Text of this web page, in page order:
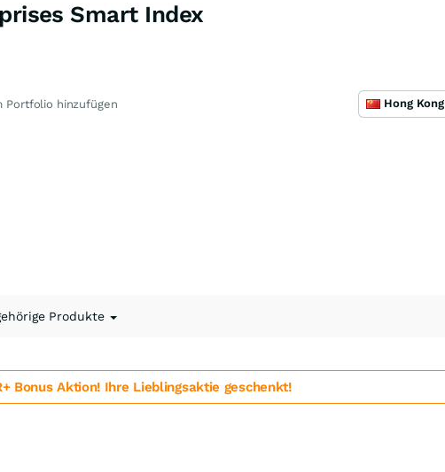
Smart Index
Portfolio hinzufügen Hong Kong
Produkte
Bonus Aktion! Ihre Lieblingsaktie geschenkt!